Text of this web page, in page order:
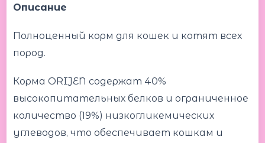
Описание
Полноценный корм для кошек и котят всех
пород.
Корма ORIJEN содержат 40%
высокопитательных белков и ограниченное
количество (19%) низкогликемических
углеводов, что обеспечивает кошкам и